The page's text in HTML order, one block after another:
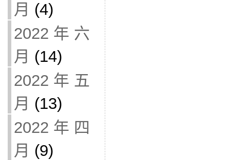
月 (4)
2022 年 六
月 (14)
2022 年 五
月 (13)
2022 年 四
月 (9)